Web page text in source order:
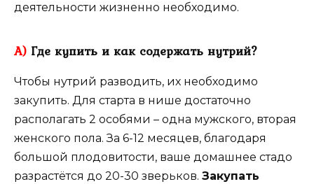
деятельности жизненно необходимо.
А) Где купить и как содержать нутрий?
Чтобы нутрий разводить, их необходимо
закупить. Для старта в нише достаточно
располагать 2 особями – одна мужского, вторая
женского пола. За 6-12 месяцев, благодаря
большой плодовитости, ваше домашнее стадо
разрастётся до 20-30 зверьков. Закупать